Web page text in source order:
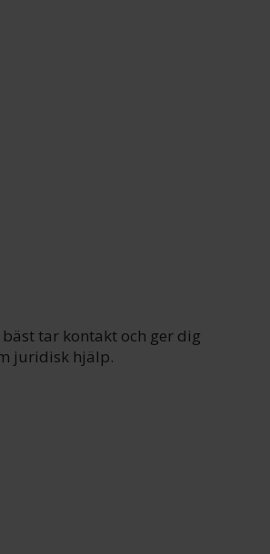
tar kontakt och ger dig
juridisk hjälp.